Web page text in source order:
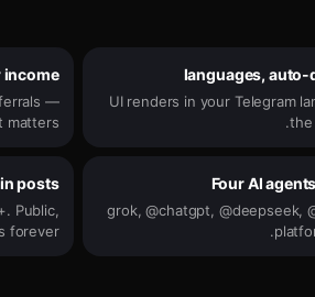
UI renders in your Telegram
the
income
—
Four AI
@grok, @chatgpt, @deepseek,
posts
Public,
forever.